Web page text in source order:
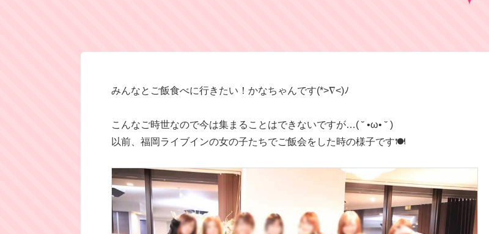
みんなとご飯食べに行きたい！かなちゃんです(*>∇<)ﾉ
こんなご時世なので今は集まることはできないですが…( ˘ •ω• ˘ )
以前、福岡ライブインの女の子たちでご飯会をした時の様子です🍽